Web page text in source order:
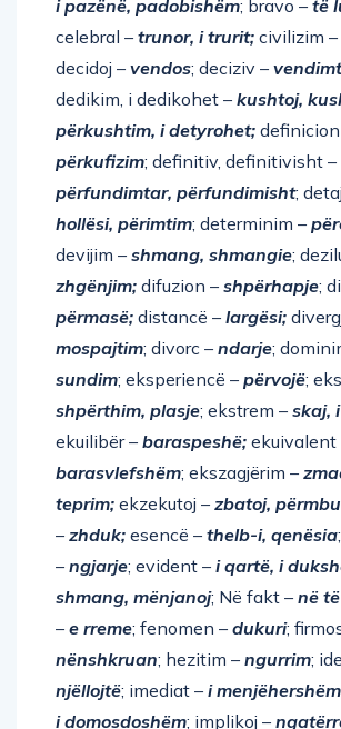
i pazënë, padobishëm; bravo – të
celebral – trunor, i trurit; civilizim –
decidoj – vendos; deciziv –
dedikim, i dedikohet – kushtoj,
përkushtim, i detyrohet;
përkufizim; definitiv, definitivisht –
përfundimtar, përfundimisht;
hollësi, përimtim; determinim –
devijim – shmang, shmangie;
zhgënjim; difuzion – shpërhapje;
përmasë; distancë – largësi;
mospajtim; divorc – ndarje;
sundim; eksperiencë – përvojë;
shpërthim, plasje; ekstrem – skaj,
ekuilibër – baraspeshë; ekuivalent
barasvlefshëm; ekszagjërim –
teprim; ekzekutoj – zbatoj,
– zhduk; esencë – thelb-i, qenësia
– ngjarje; evident – i qartë, i
shmang, mënjanoj; Në fakt – në
– e rreme; fenomen – dukuri;
nënshkruan; hezitim – ngurrim;
njëllojtë; imediat – i menjëhershëm
i domosdoshëm; implikoj –